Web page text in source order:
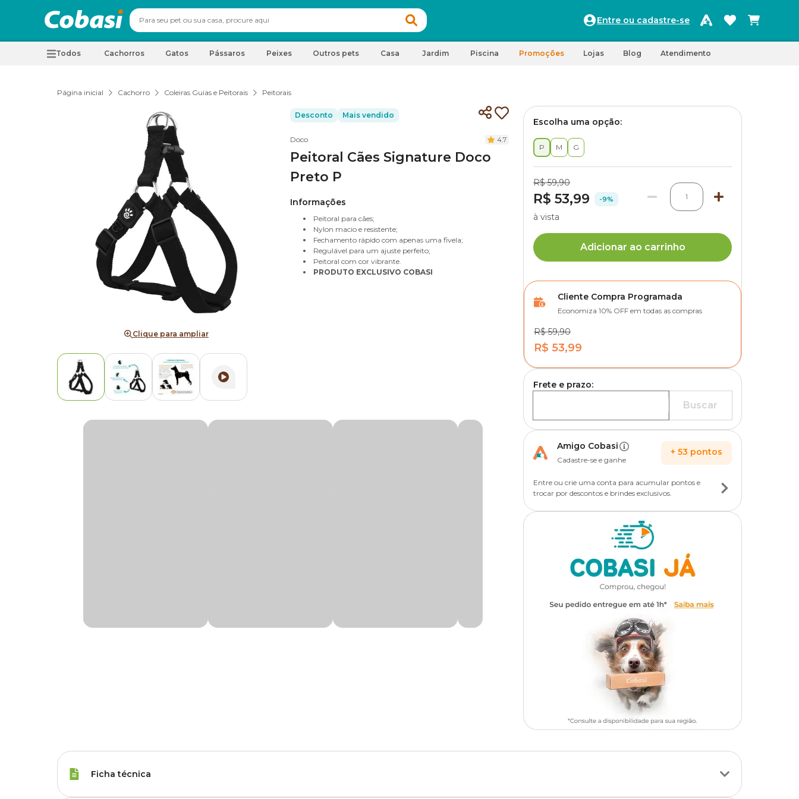
Entre ou cadastre-se
Todos Cachorros Gatos Pássaros Peixes Outros pets Casa Jardim Piscina Promoções Lojas Blog Atendimento
Página inicial Cachorro Coleiras Guias e Peitorais Peitorais
Clique para ampliar
Desconto Mais vendido
Doco 4.7
Peitoral Cães Signature Doco
Preto P
Informações
Peitoral para cães;
Nylon macio e resistente;
Fechamento rápido com apenas uma fivela;
Regulável para um ajuste perfeito;
Peitoral com cor vibrante.
PRODUTO EXCLUSIVO COBASI
Escolha uma opção:
P M G
R$ 59,90
R$ 53,99 -9% 1
à vista
Adicionar ao carrinho
Cliente Compra Programada
Economiza 10% OFF em todas as compras
R$ 59,90
R$ 53,99
Frete e prazo:
Buscar
Amigo Cobasi
Cadastre-se e ganhe
+ 53 pontos
Entre ou crie uma conta para acumular pontos e
trocar por descontos e brindes exclusivos.
Ficha técnica